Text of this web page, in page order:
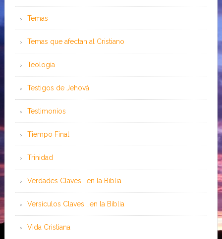
Temas
Temas que afectan al Cristiano
Teología
Testigos de Jehová
Testimonios
Tiempo Final
Trinidad
Verdades Claves …en la Biblia
Versículos Claves …en la Biblia
Vida Cristiana